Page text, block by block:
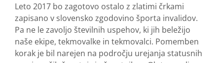
Leto 2017 bo zagotovo ostalo z zlatimi črkami
zapisano v slovensko zgodovino športa invalidov.
Pa ne le zavoljo številnih uspehov, ki jih beležijo
naše ekipe, tekmovalke in tekmovalci. Pomemben
korak je bil narejen na področju urejanja statusnih